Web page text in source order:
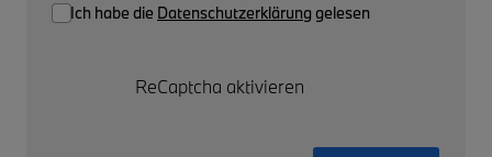
Ich habe die Datenschutzerklärung gelesen
ReCaptcha aktivieren